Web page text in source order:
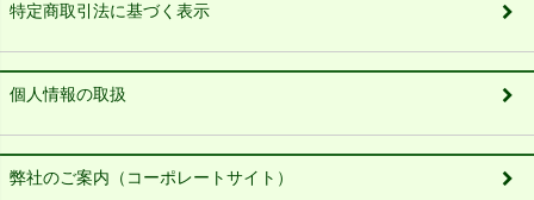
特定商取引法に基づく表示
個人情報の取扱
弊社のご案内（コーポレートサイト）